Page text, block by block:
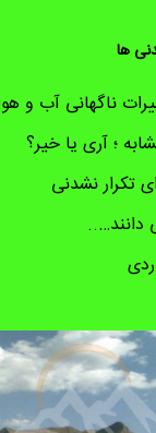
ها
ناگهانی آب و
؛ آری یا خیر؟
تکرار نشدنی
دانند…..